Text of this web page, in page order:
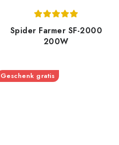
Spider Farmer SF-2000
200W
Geschenk gratis